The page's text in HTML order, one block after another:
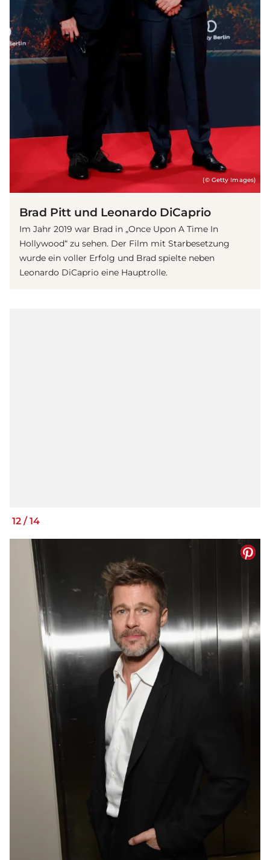
(© Getty Images)
Brad Pitt und Leonardo DiCaprio
Im Jahr 2019 war Brad in „Once Upon A Time In
Hollywood“ zu sehen. Der Film mit Starbesetzung
wurde ein voller Erfolg und Brad spielte neben
Leonardo DiCaprio eine Hauptrolle.
12 / 14